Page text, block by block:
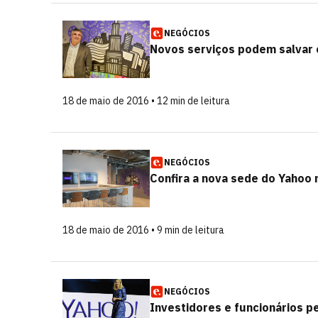
NEGÓCIOS
Novos serviços podem salvar
18 de maio de 2016 • 12 min de leitura
NEGÓCIOS
Confira a nova sede do Yahoo
18 de maio de 2016 • 9 min de leitura
NEGÓCIOS
Investidores e funcionários